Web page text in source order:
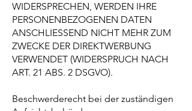
WIDERSPRECHEN, WERDEN IHRE
PERSONENBEZOGENEN DATEN
ANSCHLIESSEND NICHT MEHR ZUM
ZWECKE DER DIREKTWERBUNG
VERWENDET (WIDERSPRUCH NACH
ART. 21 ABS. 2 DSGVO).
Beschwerderecht bei der zuständigen